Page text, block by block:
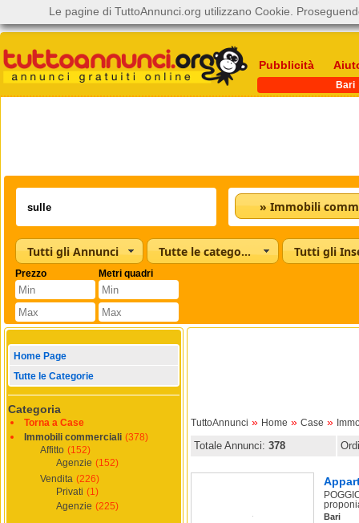
Pubblicità
Bari
» Immobili
Tutti gli Annunci Tutte le categorie Tutti gli
Prezzo Metri quadri
Home Page
Tutte le Categorie
Categoria
Torna a Case
Immobili commerciali (378)
Affitto (152)
Agenzie (152)
Vendita (226)
Privati (1)
Agenzie (225)
TuttoAnnunci » Home » Case »
Totale Annunci: 378
Bari
Le pagine di TuttoAnnunci.org utilizzano Cookie.